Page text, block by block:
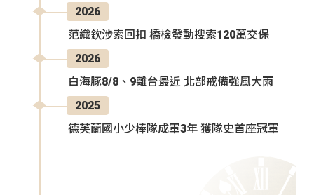
2026
范織欽涉索回扣 橋檢發動搜索120萬交保
2026
白海豚8/8、9離台最近 北部戒備強風大雨
2025
德芙蘭國小少棒隊成軍3年 獲隊史首座冠軍